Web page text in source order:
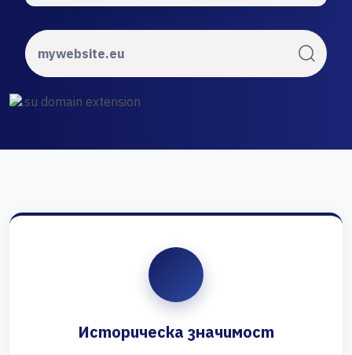
Историческа значимост